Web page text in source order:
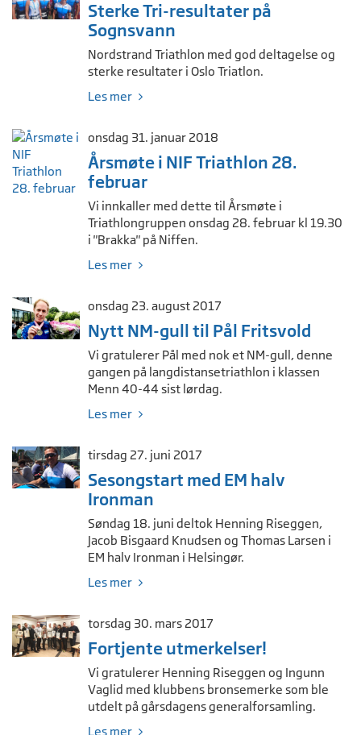
Sterke Tri-resultater på
Sognsvann
Nordstrand Triathlon med god deltagelse og
sterke resultater i Oslo Triatlon.
Les mer
onsdag 31. januar 2018
Årsmøte i NIF Triathlon 28.
februar
Vi innkaller med dette til Årsmøte i
Triathlongruppen onsdag 28. februar kl 19.30
i "Brakka" på Niffen.
Les mer
onsdag 23. august 2017
Nytt NM-gull til Pål Fritsvold
Vi gratulerer Pål med nok et NM-gull, denne
gangen på langdistansetriathlon i klassen
Menn 40-44 sist lørdag.
Les mer
tirsdag 27. juni 2017
Sesongstart med EM halv
Ironman
Søndag 18. juni deltok Henning Riseggen,
Jacob Bisgaard Knudsen og Thomas Larsen i
EM halv Ironman i Helsingør.
Les mer
torsdag 30. mars 2017
Fortjente utmerkelser!
Vi gratulerer Henning Riseggen og Ingunn
Vaglid med klubbens bronsemerke som ble
utdelt på gårsdagens generalforsamling.
Les mer